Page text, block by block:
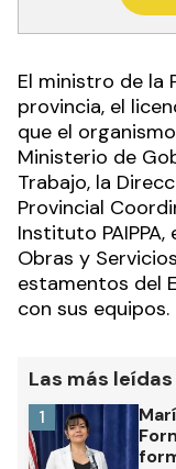
El ministro de la
provincia, el
que el
Ministerio de
Trabajo, la
Provincial
Instituto
Obras y
estamentos del
con sus equipos.
Las más leídas
1